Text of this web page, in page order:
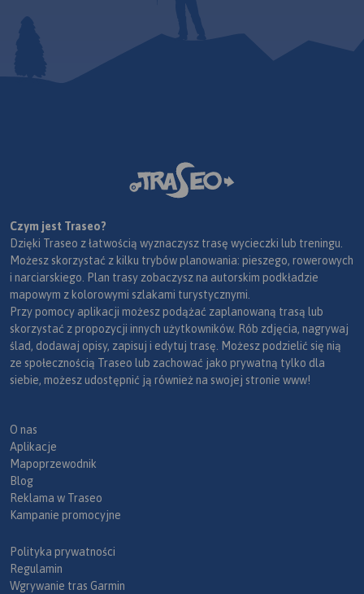
Czym jest Traseo?
Dzięki Traseo z łatwością wyznaczysz trasę wycieczki lub treningu.
Możesz skorzystać z kilku trybów planowania: pieszego, rowerowych
i narciarskiego. Plan trasy zobaczysz na autorskim podkładzie
mapowym z kolorowymi szlakami turystycznymi.
Przy pomocy aplikacji możesz podążać zaplanowaną trasą lub
skorzystać z propozycji innych użytkowników. Rób zdjęcia, nagrywaj
ślad, dodawaj opisy, zapisuj i edytuj trasę. Możesz podzielić się nią
ze społecznością Traseo lub zachować jako prywatną tylko dla
siebie, możesz udostępnić ją również na swojej stronie www!
O nas
Aplikacje
Mapoprzewodnik
Blog
Reklama w Traseo
Kampanie promocyjne
Polityka prywatności
Regulamin
Wgrywanie tras Garmin